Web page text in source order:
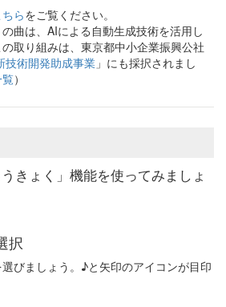
らをご覧ください。
曲は、AIによる自動生成技術を活用し
取り組みは、東京都中小企業振興公社
技術開発助成事業 」にも採択されまし
）
きょく」機能を使ってみましょ
択
びましょう。♪と矢印のアイコンが目印